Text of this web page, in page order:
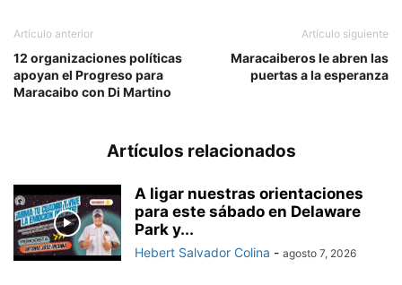
Artículo anterior
12 organizaciones políticas
apoyan el Progreso para
Maracaibo con Di Martino
Artículo siguiente
Maracaiberos le abren las
puertas a la esperanza
Artículos relacionados
A ligar nuestras orientaciones
para este sábado en Delaware
Park y...
Hebert Salvador Colina - agosto 7, 2026